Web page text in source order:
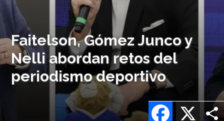
Faitelson, Gómez Junco y
Nelli abordan retos del
periodismo deportivo
X
Facebook